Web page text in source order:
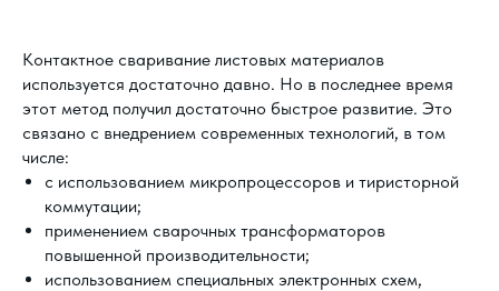
Контактное сваривание листовых материалов
используется достаточно давно. Но в последнее время
этот метод получил достаточно быстрое развитие. Это
связано с внедрением современных технологий, в том
числе:
с использованием микропроцессоров и тиристорной
коммутации;
применением сварочных трансформаторов
повышенной производительности;
использованием специальных электронных схем,